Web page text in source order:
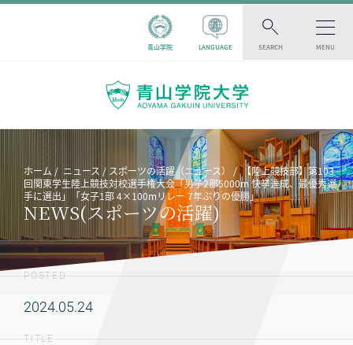
青山学院 LANGUAGE SEARCH MENU
ホーム ニュース スポーツの活躍（ニュース）
【陸上競技部】第103
回関東学生陸上競技対校選手権大会「男子2部5000m 快挙達成、最優秀選
手に選出」「女子1部 4×100mリレー 7年ぶりの優勝」
NEWS(スポーツの活躍)
POSTED
2024.05.24
TITLE